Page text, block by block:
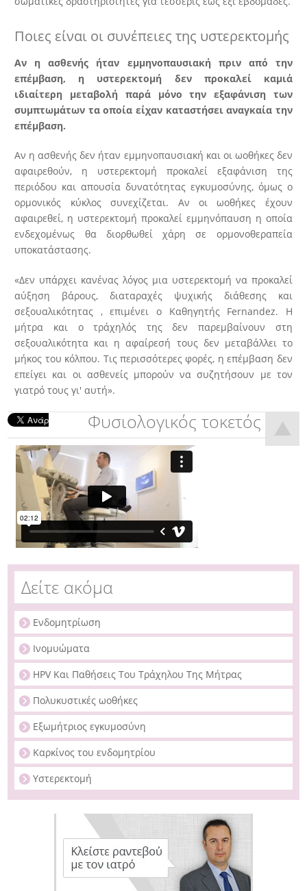
Ποιες είναι οι συνέπειες της υστερεκτομής
Αν η ασθενής ήταν εμμηνοπαυσιακή πριν από την
επέμβαση, η υστερεκτομή δεν προκαλεί καμιά
ιδιαίτερη μεταβολή παρά μόνο την εξαφάνιση των
συμπτωμάτων τα οποία είχαν καταστήσει αναγκαία την
επέμβαση.
Αν η ασθενής δεν ήταν εμμηνοπαυσιακή και οι ωοθήκες δεν
αφαιρεθούν, η υστερεκτομή προκαλεί εξαφάνιση της
περιόδου και απουσία δυνατότητας εγκυμοσύνης, όμως ο
ορμονικός κύκλος συνεχίζεται. Αν οι ωοθήκες έχουν
αφαιρεθεί, η υστερεκτομή προκαλεί εμμηνόπαυση η οποία
ενδεχομένως θα διορθωθεί χάρη σε ορμονοθεραπεία
υποκατάστασης.
«Δεν υπάρχει κανένας λόγος μια υστερεκτομή να προκαλεί
αύξηση βάρους, διαταραχές ψυχικής διάθεσης και
σεξουαλικότητας , επιμένει ο Καθηγητής Fernandez. Η
μήτρα και ο τράχηλός της δεν παρεμβαίνουν στη
σεξουαλικότητα και η αφαίρεσή τους δεν μεταβάλλει το
μήκος του κόλπου. Τις περισσότερες φορές, η επέμβαση δεν
επείγει και οι ασθενείς μπορούν να συζητήσουν με τον
γιατρό τους γι' αυτή».
Φυσιολογικός τοκετός
Δείτε ακόμα
Ενδομητρίωση
Ινομυώματα
HPV Και Παθήσεις Του Τράχηλου Της Μήτρας
Πολυκυστικές ωοθήκες
Εξωμήτριος εγκυμοσύνη
Καρκίνος του ενδομητρίου
Υστερεκτομή